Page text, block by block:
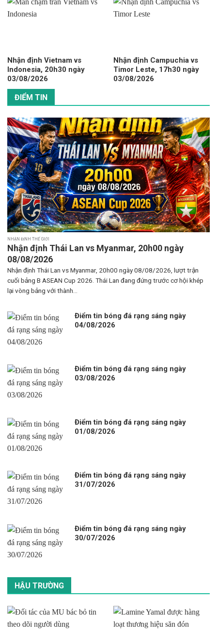
Nhận định Vietnam vs
Indonesia, 20h30 ngày
03/08/2026
Nhận định Campuchia vs
Timor Leste, 17h30 ngày
03/08/2026
ĐIỂM TIN
NHẬN ĐỊNH THẾ GIỚI
Nhận định Thái Lan vs Myanmar, 20h00 ngày
08/08/2026
Nhận định Thái Lan vs Myanmar, 20h00 ngày 08/08/2026, lượt trận
cuối bảng B ASEAN Cup 2026. Thái Lan đang đứng trước cơ hội khép
lại vòng bảng với thành...
Điểm tin bóng đá rạng sáng ngày
04/08/2026
Điểm tin bóng đá rạng sáng ngày
03/08/2026
Điểm tin bóng đá rạng sáng ngày
01/08/2026
Điểm tin bóng đá rạng sáng ngày
31/07/2026
Điểm tin bóng đá rạng sáng ngày
30/07/2026
HẬU TRƯỜNG